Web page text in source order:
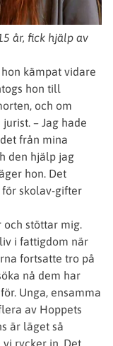
år, fick hjälp av
kämpat vidare
hon till
och om
– Jag hade
från mina
den hjälp jag
hon. Det
skolav-gifter
och stöttar mig.
i fattigdom när
fortsatte tro på
nå dem har
Unga, ensamma
av Hoppets
är läget så
rycker in. Det